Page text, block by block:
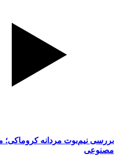
بررسی نیم‌بوت مردانه
مصنوعی